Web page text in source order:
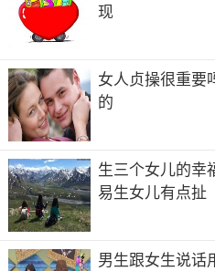
现
女人贞操很重要
的
生三个女儿的幸
易生女儿有点扯
男生跟女生说话